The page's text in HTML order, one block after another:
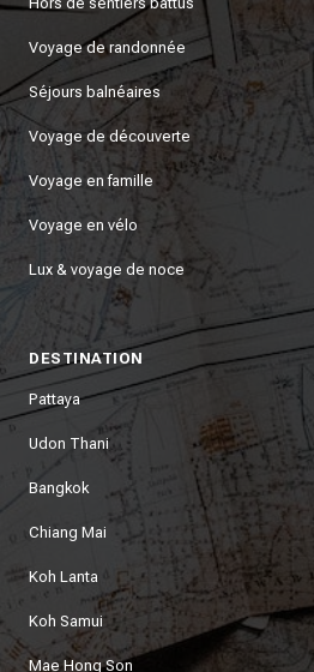
Voyage de randonnée
Séjours balnéaires
Voyage de découverte
Voyage en famille
Voyage en vélo
Lux & voyage de noce
DESTINATION
Pattaya
Udon Thani
Bangkok
Chiang Mai
Koh Lanta
Koh Samui
Mae Hong Son